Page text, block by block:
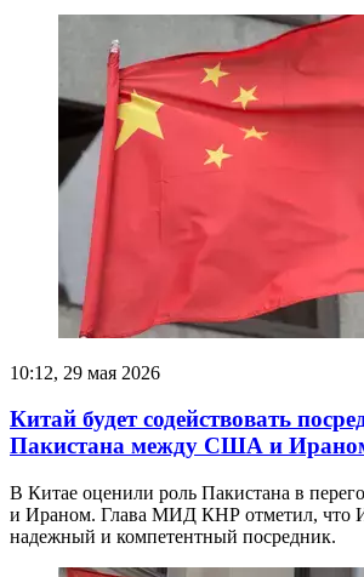
10:12, 29 мая 2026
Китай будет содействовать
Пакистана между США и
В Китае оценили роль Пакистана в
и Ираном. Глава МИД КНР отметил, что
надежный и компетентный посредник.